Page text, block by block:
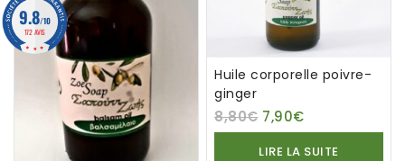
Huile corporelle poivre-
ginger
8,80€ 7,90€
LIRE LA SUITE
9.8/10
172 AVIS